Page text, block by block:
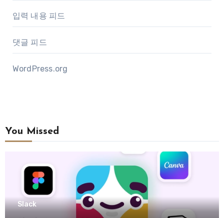
입력 내용 피드
댓글 피드
WordPress.org
You Missed
Slack